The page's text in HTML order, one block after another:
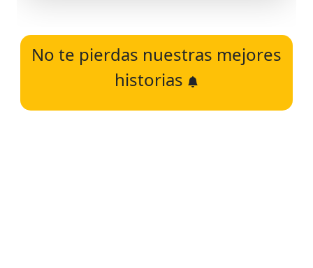
No te pierdas nuestras mejores
historias